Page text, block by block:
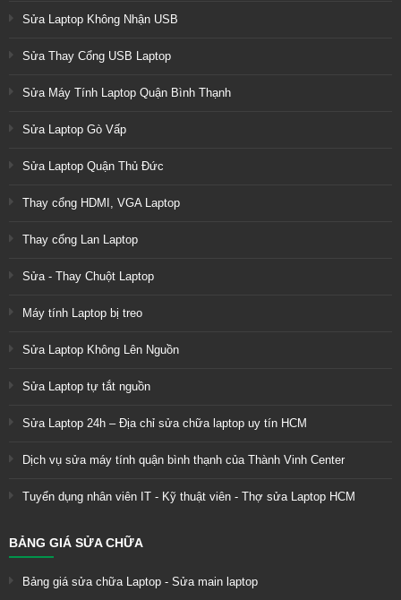
Sửa Laptop Không Nhận USB
Sửa Thay Cổng USB Laptop
Sửa Máy Tính Laptop Quận Bình Thạnh
Sửa Laptop Gò Vấp
Sửa Laptop Quận Thủ Đức
Thay cổng HDMI, VGA Laptop
Thay cổng Lan Laptop
Sửa - Thay Chuột Laptop
Máy tính Laptop bị treo
Sửa Laptop Không Lên Nguồn
Sửa Laptop tự tắt nguồn
Sửa Laptop 24h – Địa chỉ sửa chữa laptop uy tín HCM
Dịch vụ sửa máy tính quận bình thạnh của Thành Vinh Center
Tuyển dụng nhân viên IT - Kỹ thuật viên - Thợ sửa Laptop HCM
BẢNG GIÁ SỬA CHỮA
Bảng giá sửa chữa Laptop - Sửa main laptop